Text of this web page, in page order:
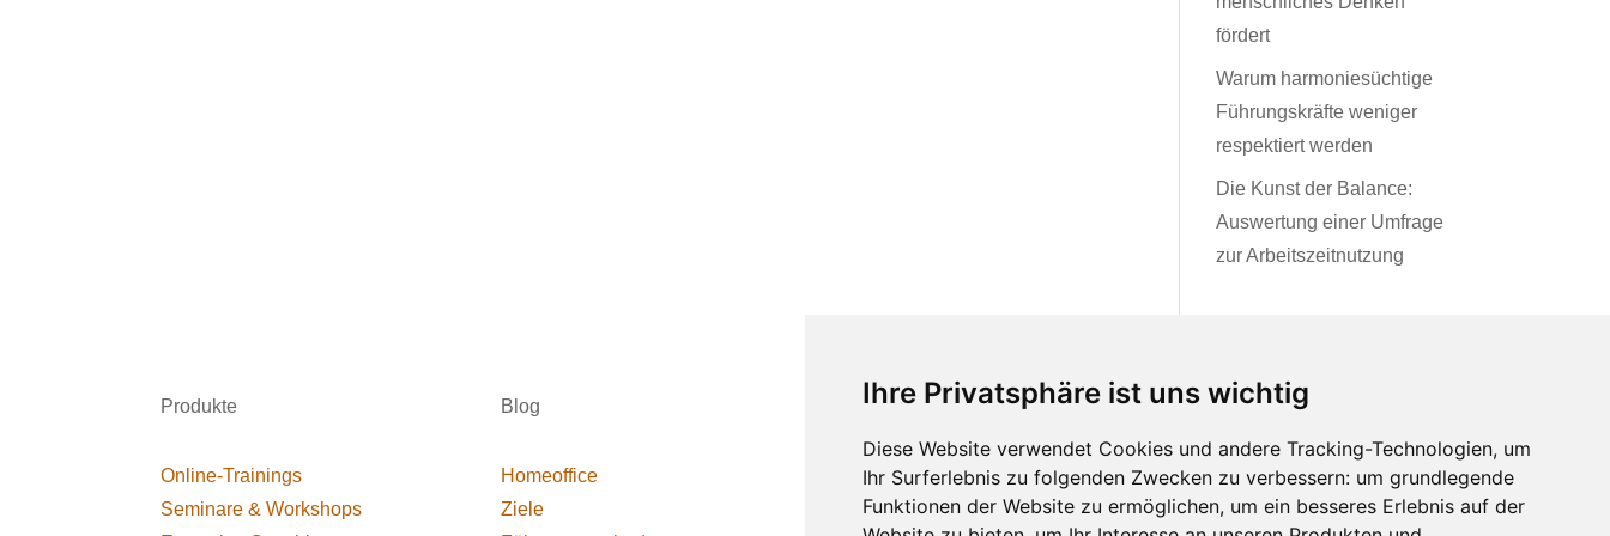
Ihre Privatsphäre ist uns wichtig
Diese Website verwendet Cookies und andere Tracking-Technologien, um
Ihr Surferlebnis zu folgenden Zwecken zu verbessern: um grundlegende
Funktionen der Website zu ermöglichen, um ein besseres Erlebnis auf der
fördert
Warum harmoniesüchtige
Führungskräfte weniger
respektiert werden
Die Kunst der Balance:
Auswertung einer Umfrage
zur Arbeitszeitnutzung
Produkte
Online-Trainings
Seminare & Workshops
Blog
Homeoffice
Ziele
Rechtliches
Impressum
Datenschutz
das Trainingsinstitut